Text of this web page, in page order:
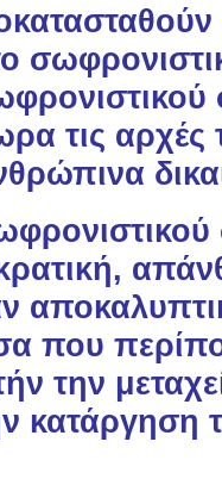
τις αρχές
που
την
κατάργηση